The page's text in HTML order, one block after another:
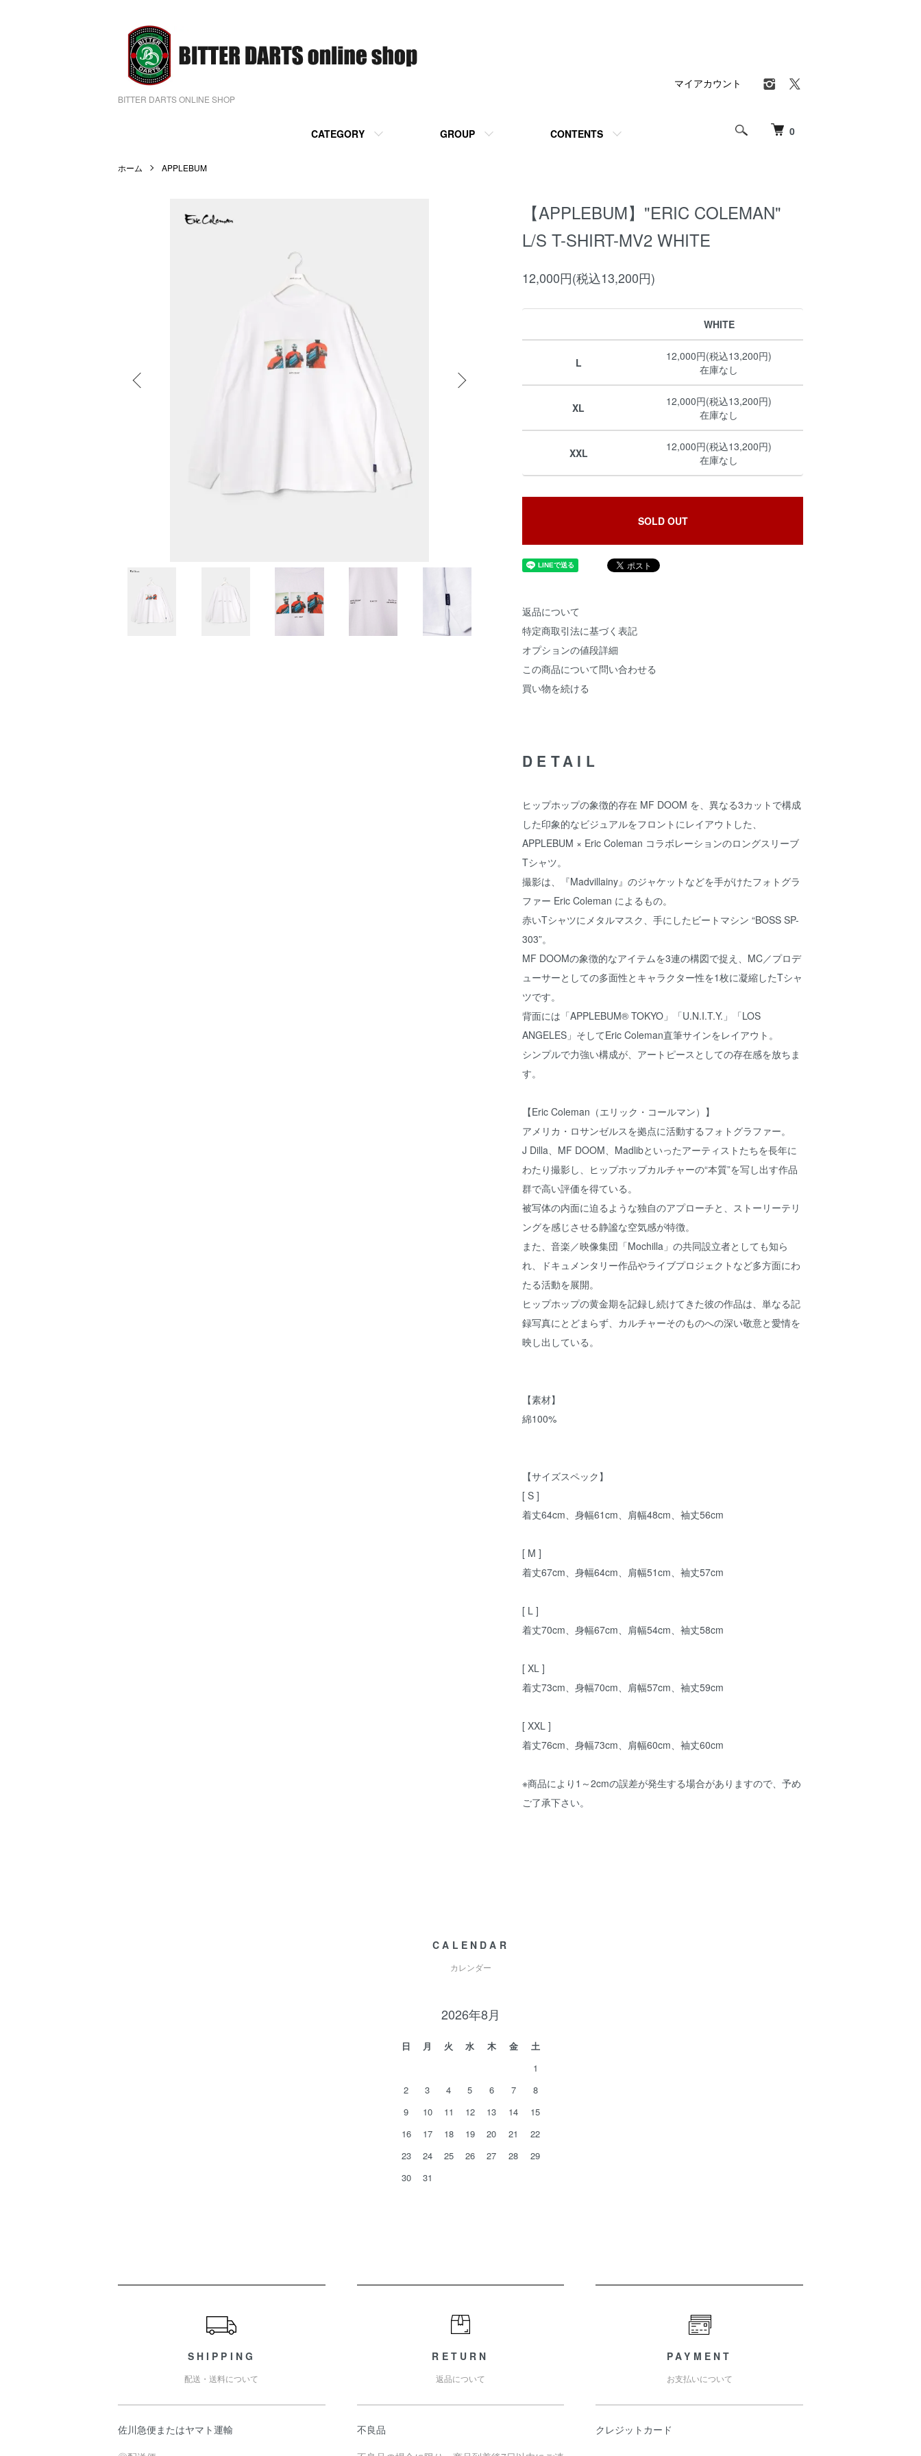
BITTER DARTS ONLINE SHOP
0
CATEGORY GROUP CONTENTS
マイアカウント
ホーム APPLEBUM
【APPLEBUM】"ERIC COLEMAN"
L/S T-SHIRT-MV2 WHITE
12,000円(税込13,200円)
WHITE
L
12,000円(税込13,200円)
在庫なし
XL
12,000円(税込13,200円)
在庫なし
XXL
12,000円(税込13,200円)
在庫なし
SOLD OUT
返品について
特定商取引法に基づく表記
オプションの値段詳細
この商品について問い合わせる
買い物を続ける
DETAIL
ヒップホップの象徴的存在 MF DOOM を、異なる3カットで構成
した印象的なビジュアルをフロントにレイアウトした、
APPLEBUM × Eric Coleman コラボレーションのロングスリーブ
Tシャツ。
撮影は、『Madvillainy』のジャケットなどを手がけたフォトグラ
ファー Eric Coleman によるもの。
赤いTシャツにメタルマスク、手にしたビートマシン “BOSS SP-
303”。
MF DOOMの象徴的なアイテムを3連の構図で捉え、MC／プロデ
ューサーとしての多面性とキャラクター性を1枚に凝縮したTシャ
ツです。
背面には「APPLEBUM® TOKYO」「U.N.I.T.Y.」「LOS
ANGELES」そしてEric Coleman直筆サインをレイアウト。
シンプルで力強い構成が、アートピースとしての存在感を放ちま
す。
【Eric Coleman（エリック・コールマン）】
アメリカ・ロサンゼルスを拠点に活動するフォトグラファー。
J Dilla、MF DOOM、Madlibといったアーティストたちを長年に
わたり撮影し、ヒップホップカルチャーの“本質”を写し出す作品
群で高い評価を得ている。
被写体の内面に迫るような独自のアプローチと、ストーリーテリ
ングを感じさせる静謐な空気感が特徴。
また、音楽／映像集団「Mochilla」の共同設立者としても知ら
れ、ドキュメンタリー作品やライブプロジェクトなど多方面にわ
たる活動を展開。
ヒップホップの黄金期を記録し続けてきた彼の作品は、単なる記
録写真にとどまらず、カルチャーそのものへの深い敬意と愛情を
映し出している。
【素材】
綿100%
【サイズスペック】
[ S ]
着丈64cm、身幅61cm、肩幅48cm、袖丈56cm
[ M ]
着丈67cm、身幅64cm、肩幅51cm、袖丈57cm
[ L ]
着丈70cm、身幅67cm、肩幅54cm、袖丈58cm
[ XL ]
着丈73cm、身幅70cm、肩幅57cm、袖丈59cm
[ XXL ]
着丈76cm、身幅73cm、肩幅60cm、袖丈60cm
※商品により1～2cmの誤差が発生する場合がありますので、予め
ご了承下さい。
CALENDAR
カレンダー
2026年8月
日 月 火 水 木 金
土
1
2
3 4 5 6 7
8
9
10 11 12 13 14
15
16
17 18 19 20 21
22
23
24 25 26 27 28
29
30
31
SHIPPING
配送・送料について
佐川急便またはヤマト運輸
RETURN
返品について
不良品
PAYMENT
お支払いについて
クレジットカード